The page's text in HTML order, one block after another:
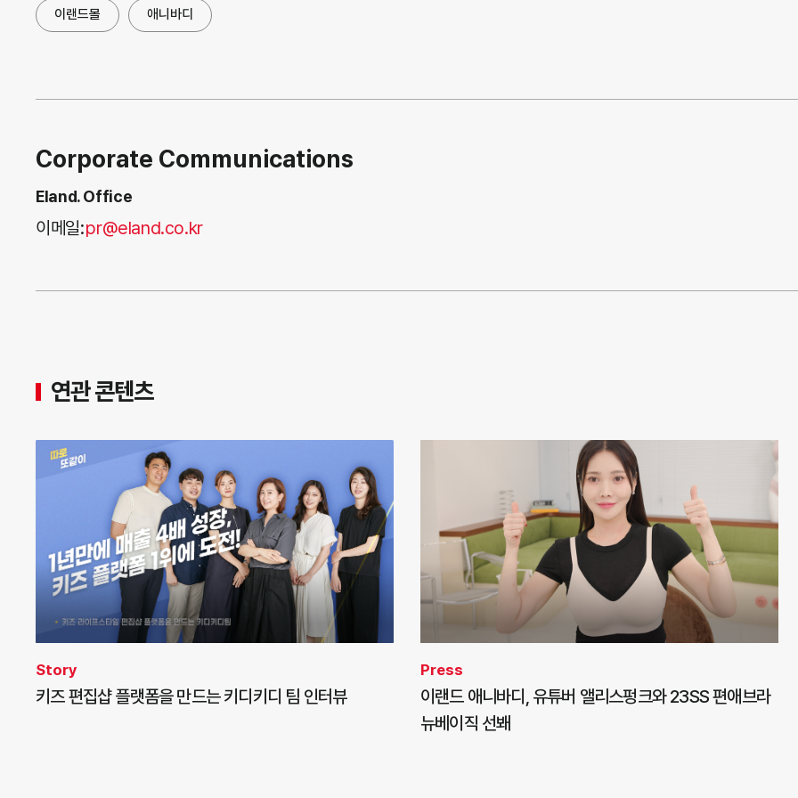
이랜드몰 애니바디
Corporate Communications
Eland. Office
이메일:pr@eland.co.kr
연관 콘텐츠
Story
키즈 편집샵 플랫폼을 만드는 키디키디 팀 인터뷰
Press
이랜드 애니바디, 유튜버 앨리스펑크와 23SS 편애브라
뉴베이직 선봬